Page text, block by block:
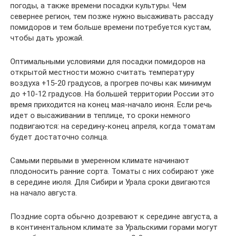
погоды, а также времени посадки культуры. Чем
севернее регион, тем позже нужно высаживать рассаду
помидоров и тем больше времени потребуется кустам,
чтобы дать урожай.
Оптимальными условиями для посадки помидоров на
открытой местности можно считать температуру
воздуха +15-20 градусов, а прогрев почвы как минимум
до +10-12 градусов. На большей территории России это
время приходится на конец мая-начало июня. Если речь
идет о высаживании в теплице, то сроки немного
подвигаются: на середину-конец апреля, когда томатам
будет достаточно солнца.
Самыми первыми в умеренном климате начинают
плодоносить ранние сорта. Томаты с них собирают уже
в середине июля. Для Сибири и Урала сроки двигаются
на начало августа.
Поздние сорта обычно дозревают к середине августа, а
в континентальном климате за Уральскими горами могут